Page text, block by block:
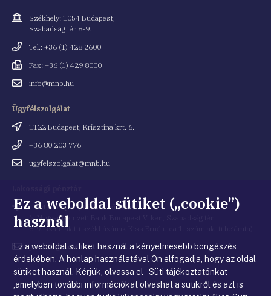
Cím
Székhely: 1054 Budapest,
Szabadság tér 8-9.
Telefonszám
Tel.: +36 (1) 428 2600
Fax
Fax: +36 (1) 429 8000
Emailinfo@mnb.hu
Ügyfélszolgálat
Cím
1122 Budapest, Krisztina krt. 6.
Telefonszám
+36 80 203 776
Emailugyfelszolgalat@mnb.hu
Cím 1054 Budapest, Kiss Ernő utca 1.
(a Magyar Nemzeti Bank Budapest V. ker., Szabadság tér
8-9. szám alatti székházának Kiss Ernő utca 1. szám alatti bejárata)
Email
cím
penztar@mnb.hu
Ez a weboldal sütiket („cookie”)
használ
Ez a weboldal sütiket használ a kényelmesebb böngészés
érdekében. A honlap használatával Ön elfogadja, hogy az oldal
sütiket használ. Kérjük, olvassa el Süti tájékoztatónkat
,amelyben további információkat olvashat a sütikről és azt is